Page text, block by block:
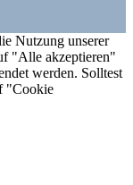
Nutzung unserer
"Alle akzeptieren"
werden. Solltest
"Cookie